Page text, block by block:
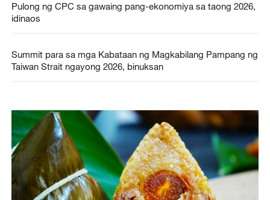
Pulong ng CPC sa gawaing pang-ekonomiya sa taong 2026,
idinaos
Summit para sa mga Kabataan ng Magkabilang Pampang ng
Taiwan Strait ngayong 2026, binuksan